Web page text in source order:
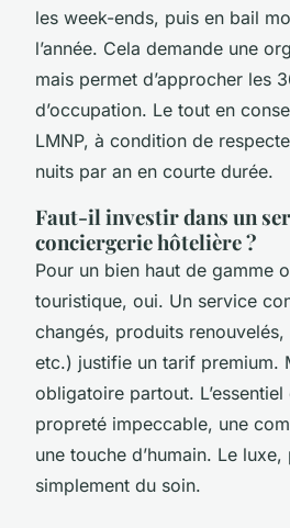
les week-ends, puis en bail
l’année. Cela demande une
mais permet d’approcher les
d’occupation. Le tout en
LMNP, à condition de
nuits par an en courte durée.
Faut-il investir dans un
conciergerie hôtelière ?
Pour un bien haut de gamme
touristique, oui. Un service
changés, produits
etc.) justifie un tarif premium.
obligatoire partout. L’essentiel
propreté impeccable, une
une touche d’humain. Le luxe,
simplement du soin.